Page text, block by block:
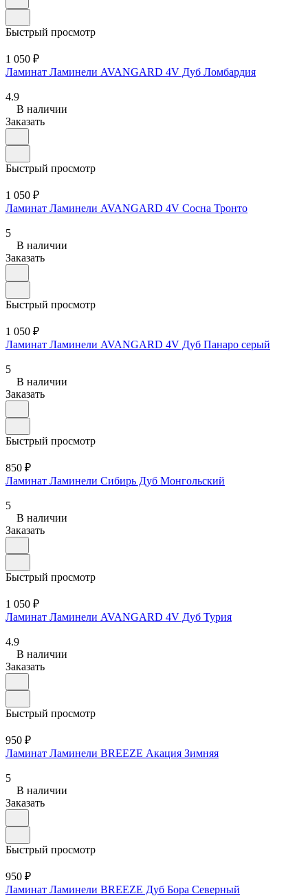
Быстрый просмотр
1 050 ₽
Ламинат Ламинели AVANGARD 4V Дуб Ломбардия
4.9
В наличии
Заказать
Быстрый просмотр
1 050 ₽
Ламинат Ламинели AVANGARD 4V Сосна Тронто
5
В наличии
Заказать
Быстрый просмотр
1 050 ₽
Ламинат Ламинели AVANGARD 4V Дуб Панаро серый
5
В наличии
Заказать
Быстрый просмотр
850 ₽
Ламинат Ламинели Сибирь Дуб Монгольский
5
В наличии
Заказать
Быстрый просмотр
1 050 ₽
Ламинат Ламинели AVANGARD 4V Дуб Турия
4.9
В наличии
Заказать
Быстрый просмотр
950 ₽
Ламинат Ламинели BREEZE Акация Зимняя
5
В наличии
Заказать
Быстрый просмотр
950 ₽
Ламинат Ламинели BREEZE Дуб Бора Северный